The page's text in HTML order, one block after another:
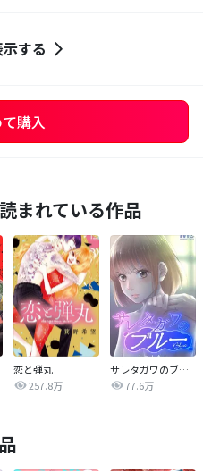
する
購入
まれている作品
恋と弾丸
257.8万
サレタガワのブルー【タテヨミ】
77.6万